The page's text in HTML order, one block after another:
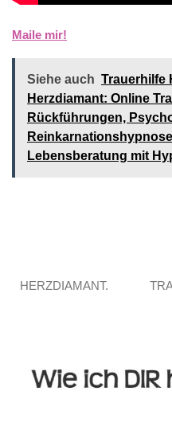
Maile mir!
Siehe auch Trauerhilfe
Herzdiamant: Online
Rückführungen,
Lebensberatung mit
HERZDIAMANT.